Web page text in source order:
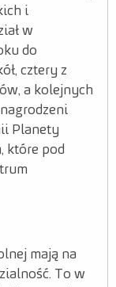
i
w
do
cztery z
a kolejnych
Planety
które pod
mają na
To w